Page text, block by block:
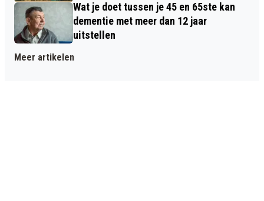
Wat je doet tussen je 45 en 65ste kan
dementie met meer dan 12 jaar
uitstellen
Meer artikelen